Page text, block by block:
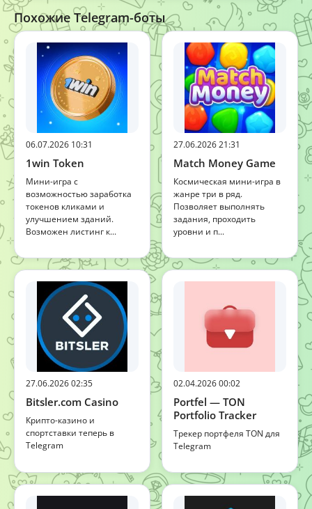
Похожие Telegram-боты
06.07.2026 10:31
1win Token
Мини-игра с
возможностью заработка
токенов кликами и
улучшением зданий.
Возможен листинг к...
27.06.2026 21:31
Match Money Game
Космическая мини-игра в
жанре три в ряд.
Позволяет выполнять
задания, проходить
уровни и п...
27.06.2026 02:35
Bitsler.com Casino
Крипто-казино и
спортставки теперь в
Telegram
02.04.2026 00:02
Portfel — TON
Portfolio Tracker
Трекер портфеля TON для
Telegram